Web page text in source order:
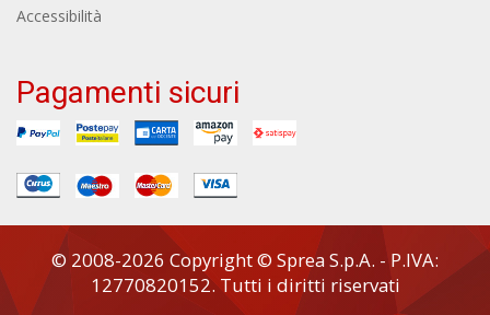
Accessibilità
Pagamenti sicuri
© 2008-2026 Copyright © Sprea S.p.A. - P.IVA:
12770820152. Tutti i diritti riservati